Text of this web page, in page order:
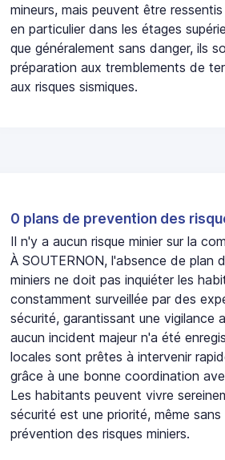
mineurs, mais peuvent être
en particulier dans les étages
que généralement sans danger, ils
préparation aux tremblements de
aux risques sismiques.
0 plans de prevention des
Il n'y a aucun risque minier sur la
À SOUTERNON, l'absence de plan
miniers ne doit pas inquiéter les
constamment surveillée par des
sécurité, garantissant une vigilance
aucun incident majeur n'a été
locales sont prêtes à intervenir
grâce à une bonne coordination
Les habitants peuvent vivre
sécurité est une priorité, même
prévention des risques miniers.